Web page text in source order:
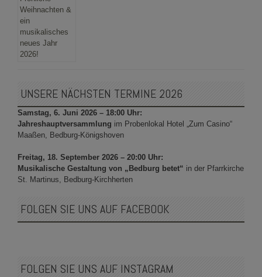
UNSERE NÄCHSTEN TERMINE 2026
Samstag, 6. Juni 2026 – 18:00 Uhr:
Jahreshauptversammlung im Probenlokal Hotel „Zum Casino“
Maaßen, Bedburg-Königshoven
Freitag, 18. September 2026 – 20:00 Uhr:
Musikalische Gestaltung von „Bedburg betet“ in der Pfarrkirche
St. Martinus, Bedburg-Kirchherten
FOLGEN SIE UNS AUF FACEBOOK
FOLGEN SIE UNS AUF INSTAGRAM